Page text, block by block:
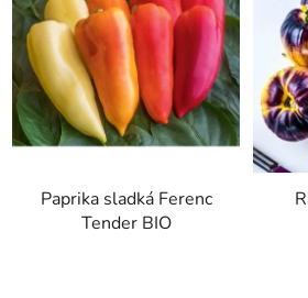
Paprika sladká Ferenc
Tender BIO